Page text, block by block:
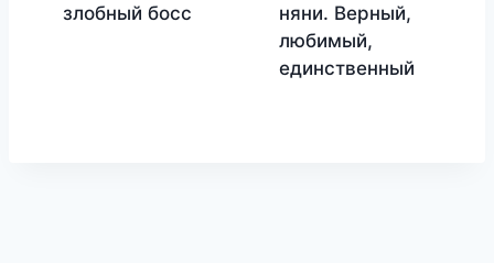
злобный босс
няни. Верный,
любимый,
единственный